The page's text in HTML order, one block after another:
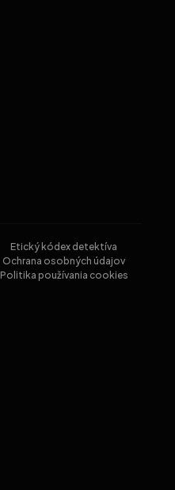
Etický kódex detektíva
Ochrana osobných údajov
Politika používania cookies